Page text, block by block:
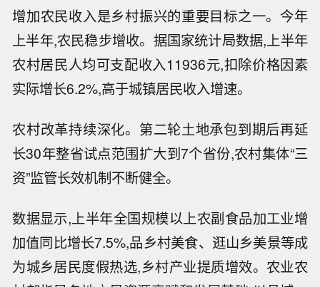
增加农民收入是乡村振兴的重要目标之一。今年
上半年,农民稳步增收。据国家统计局数据,上半年
农村居民人均可支配收入11936元,扣除价格因素
实际增长6.2%,高于城镇居民收入增速。
农村改革持续深化。第二轮土地承包到期后再延
长30年整省试点范围扩大到7个省份,农村集体“三
资”监管长效机制不断健全。
数据显示,上半年全国规模以上农副食品加工业增
加值同比增长7.5%,品乡村美食、逛山乡美景等成
为城乡居民度假热选,乡村产业提质增效。农业农